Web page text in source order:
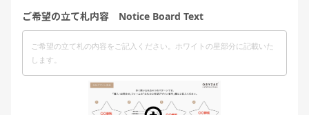
ご希望の立て札内容 Notice Board Text